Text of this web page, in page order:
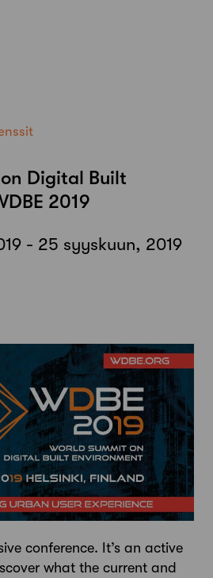
Digital Built
2019
- 25 syyskuun, 2019
conference. It’s an active
what the current and